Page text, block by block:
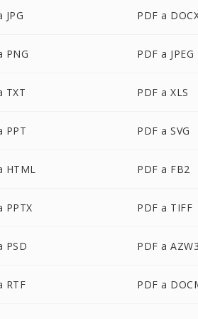
JPG PDF a
PNG PDF a JPEG
TXT PDF a XLS
PPT PDF a SVG
HTML PDF a FB2
PPTX PDF a TIFF
PSD PDF a AZW3
RTF PDF a